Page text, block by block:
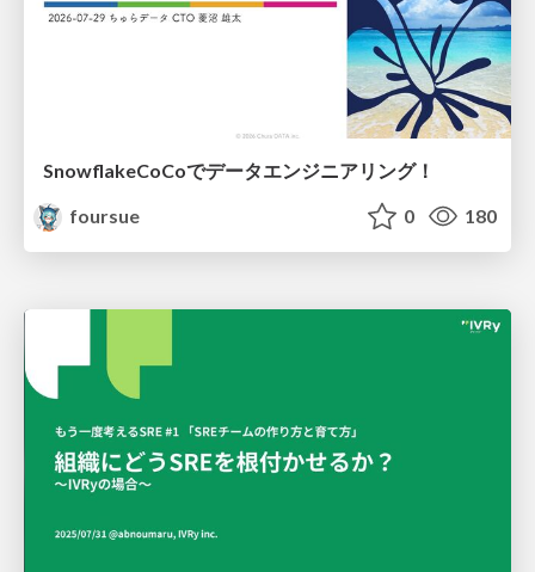
SnowflakeCoCoでデータエンジニアリング！
foursue
0 180